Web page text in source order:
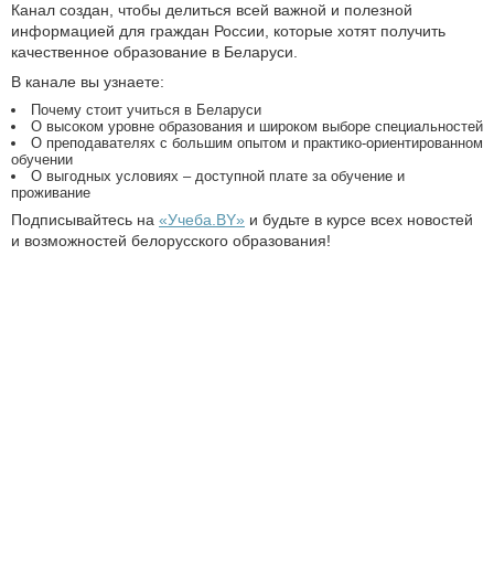
Канал создан, чтобы делиться всей важной и полезной
информацией для граждан России, которые хотят получить
качественное образование в Беларуси.
В канале вы узнаете:
Почему стоит учиться в Беларуси
О высоком уровне образования и широком выборе специальностей
О преподавателях с большим опытом и практико-ориентированном
обучении
О выгодных условиях – доступной плате за обучение и
проживание
Подписывайтесь на «Учеба.BY» и будьте в курсе всех новостей
и возможностей белорусского образования!